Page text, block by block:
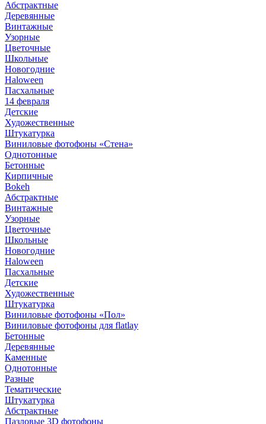
Абстрактные
Деревянные
Винтажные
Узорные
Цветочные
Школьные
Новогодние
Haloween
Пасхальные
14 февраля
Детские
Художественные
Штукатурка
Виниловые фотофоны «Стена»
Однотонные
Бетонные
Кирпичные
Bokeh
Абстрактные
Винтажные
Узорные
Цветочные
Школьные
Новогодние
Haloween
Пасхальные
Детские
Художественные
Штукатурка
Виниловые фотофоны «Пол»
Виниловые фотофоны для flatlay
Бетонные
Деревянные
Каменные
Однотонные
Разные
Тематические
Штукатурка
Абстрактные
Пазловые 3D фотофоны